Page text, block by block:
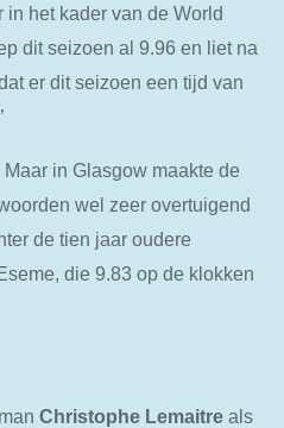
het kader van de World
dit seizoen al 9.96 en liet na
er dit seizoen een tijd van
in Glasgow maakte de
wel zeer overtuigend
de tien jaar oudere
die 9.83 op de klokken
Christophe Lemaitre als